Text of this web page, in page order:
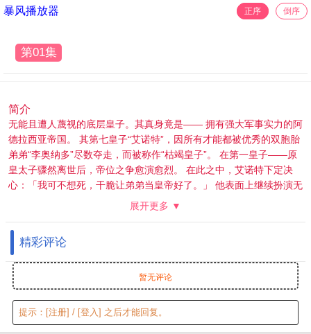
暴风播放器 正序 倒序
第01集
简介
无能且遭人蔑视的底层皇子。其真身竟是—— 拥有强大军事实力的阿
德拉西亚帝国。 其第七皇子“艾诺特”，因所有才能都被优秀的双胞胎
弟弟“李奥纳多”尽数夺走，而被称作“枯竭皇子”。 在第一皇子——原
皇太子骤然离世后，帝位之争愈演愈烈。 在此之中，艾诺特下定决
心：「我可不想死，干脆让弟弟当皇帝好了。」 他表面上继续扮演无
能的“枯竭皇子”，暗地里却以全大陆仅存五人的SS级冒险者“银”之身
向。
展开更多 ▼
精彩评论
暂无评论
提示： [注册] / [登入] 之后才能回复。